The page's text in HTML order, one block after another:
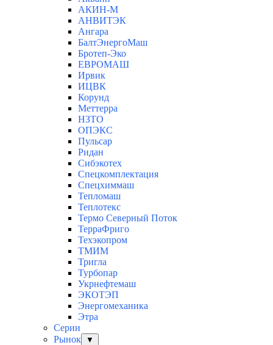
АКИН-М
АНВИТЭК
Ангара
БалтЭнергоМаш
Бротеп-Эко
ЕВРОМАШ
Ирвик
ИЦВК
Корунд
Меттерра
НЗТО
ОПЭКС
Пульсар
Ридан
Сибэкотех
Спецкомплектация
Спецхиммаш
Тепломаш
Теплотекс
Термо Северный Поток
ТерраФриго
Техэкопром
ТМИМ
Тригла
Турбопар
Укрнефтемаш
ЭКОТЭП
Энергомеханика
Этра
Серии
Рынок
▼